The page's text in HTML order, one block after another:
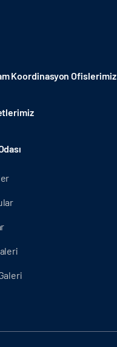
Koordinasyon Ofislerimiz